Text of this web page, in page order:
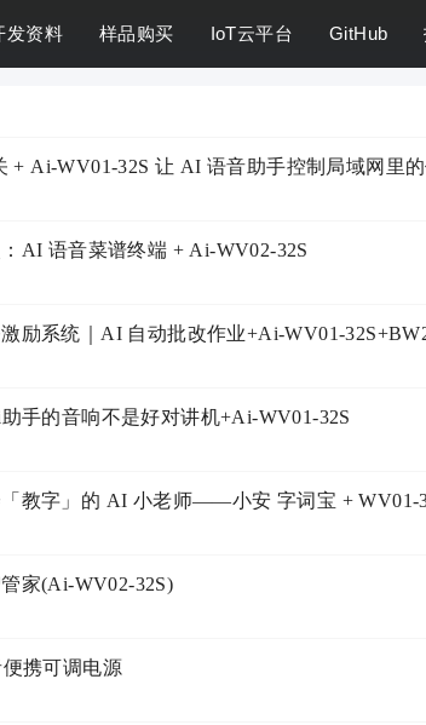
发资料 样品购买 IoT云平台 GitHub
+ Ai-WV01-32S 让 AI 语音助手控制局域网里
AI 语音菜谱终端 + Ai-WV02-32S
励系统｜AI 自动批改作业+Ai-WV01-
手的音响不是好对讲机+Ai-WV01-32S
「教字」的 AI 小老师——小安 字词宝 + WV01-
家(Ai-WV02-32S)
携可调电源